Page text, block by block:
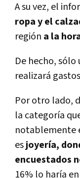
A su vez, el
ropa y el
región a la
De hecho, sólo
realizará
Por otro lado,
la categoría
notablemente
esjoyería,
encuestados
16% lo haría